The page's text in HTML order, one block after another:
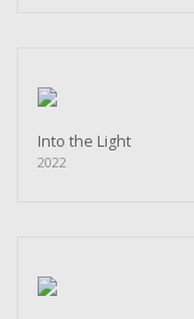
Into the Light
2022